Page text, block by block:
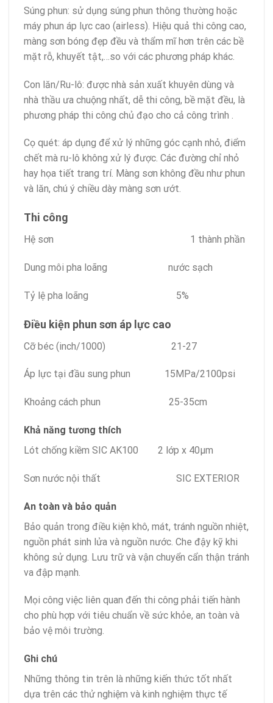
Súng phun: sử dụng súng phun thông thường hoặc
máy phun áp lực cao (airless). Hiệu quả thi công cao,
màng sơn bóng đẹp đều và thẩm mĩ hơn trên các bề
mặt rỗ, khuyết tật,…so với các phương pháp khác.
Con lăn/Ru-lô: được nhà sản xuất khuyên dùng và
nhà thầu ưa chuộng nhất, dễ thi công, bề mặt đều, là
phương pháp thi công chủ đạo cho cả công trình .
Cọ quét: áp dụng để xử lý những góc cạnh nhỏ, điểm
chết mà ru-lô không xử lý được. Các đường chỉ nhỏ
hay họa tiết trang trí. Màng sơn không đều như phun
và lăn, chú ý chiều dày màng sơn ướt.
Thi công
Hệ sơn 1 thành phần
Dung môi pha loãng nước sạch
Tỷ lệ pha loãng 5%
Điều kiện phun sơn áp lực cao
Cỡ béc (inch/1000) 21-27
Áp lực tại đầu sung phun 15MPa/2100psi
Khoảng cách phun 25-35cm
Khả năng tương thích
Lót chống kiềm SIC AK100 2 lớp x 40µm
Sơn nước nội thất SIC EXTERIOR
An toàn và bảo quản
Bảo quản trong điều kiện khô, mát, tránh nguồn nhiệt,
nguồn phát sinh lửa và nguồn nước. Che đậy kỹ khi
không sử dụng. Lưu trữ và vận chuyển cẩn thận tránh
va đập mạnh.
Mọi công việc liên quan đến thi công phải tiến hành
cho phù hợp với tiêu chuẩn về sức khỏe, an toàn và
bảo vệ môi trường.
Ghi chú
Những thông tin trên là những kiến thức tốt nhất
dựa trên các thử nghiệm và kinh nghiệm thực tế